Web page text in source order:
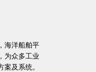
海洋船舶平
为众多工业
及系统。